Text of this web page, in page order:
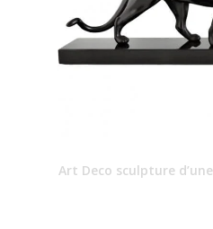
Art Deco sculpture